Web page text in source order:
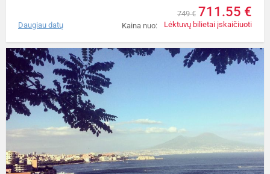
Kaina nuo:
749 € 711.55 €
Lėktuvų bilietai įskaičiuoti
Daugiau datų